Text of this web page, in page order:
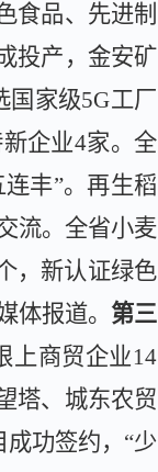
食品、先进制
投产，金安矿
国家级5G工厂
企业4家。全
丰”。再生稻
流。 全省小麦
，新认证绿色
体报道。第三
上商贸企业14
塔、城东农贸
功签约， “少